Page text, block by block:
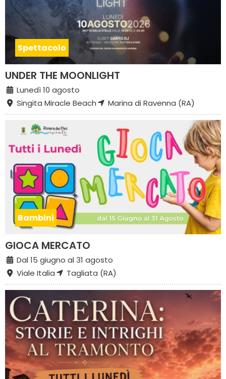
Spettacolo
UNDER THE MOONLIGHT
Lunedì 10 agosto
Singita Miracle Beach
Marina di Ravenna (RA)
Bambini
GIOCA MERCATO
Dal 15 giugno al 31 agosto
Viale Italia
Tagliata (RA)